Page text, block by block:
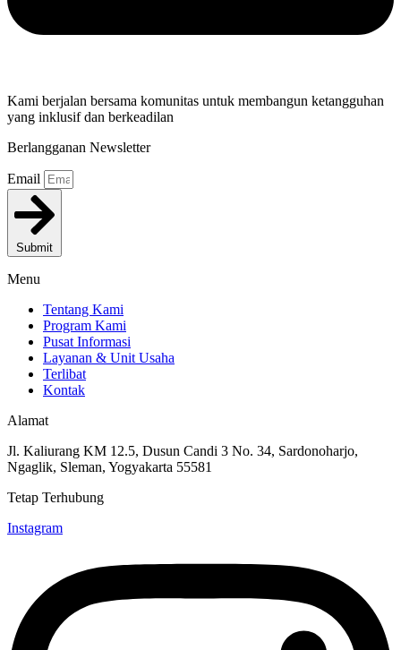
Kami berjalan bersama komunitas untuk membangun ketangguhan
yang inklusif dan berkeadilan
Berlangganan Newsletter
Email
Submit
Menu
Tentang Kami
Program Kami
Pusat Informasi
Layanan & Unit Usaha
Terlibat
Kontak
Alamat
Jl. Kaliurang KM 12.5, Dusun Candi 3 No. 34, Sardonoharjo,
Ngaglik, Sleman, Yogyakarta 55581
Tetap Terhubung
Instagram